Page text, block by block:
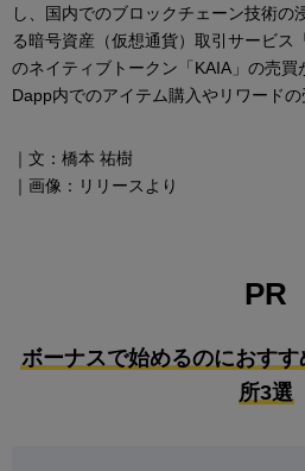
し、国内でのブロックチェーン技術の
る暗号資産（仮想通貨）取引サービス
のネイティブトークン「KAIA」の売
Dapp内でのアイテム購入やリワードの
｜文：橋本 祐樹
｜画像：リリースより
PR
ボーナスで始めるのにおすす
所3選